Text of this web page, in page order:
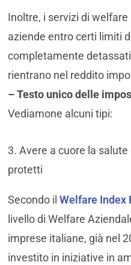
Inoltre, i servizi di
aziende entro certi limiti
completamente
rientrano nel reddito
– Testo unico delle
Vediamone alcuni tipi:
3. Avere a cuore la
protetti
Secondo il Welfare Index
livello di Welfare
imprese italiane, già nel
investito in iniziative in